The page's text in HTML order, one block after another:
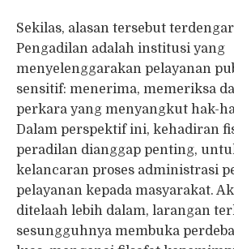
Sekilas, alasan tersebut
Pengadilan adalah institusi yang
menyelenggarakan pelayanan
sensitif: menerima, memeriksa
perkara yang menyangkut hak-
Dalam perspektif ini, kehadiran
peradilan dianggap penting,
kelancaran proses administrasi
pelayanan kepada masyarakat.
ditelaah lebih dalam, larangan
sesungguhnya membuka